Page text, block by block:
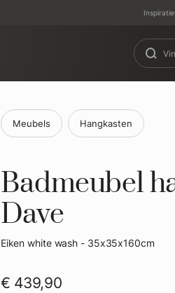
Inspiratie
Meubels Hangkasten
Badmeubel
Dave
Eiken white wash - 35x35x160cm
€ 439,90